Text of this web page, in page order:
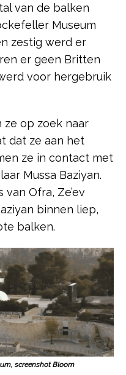
van de balken
Museum
zestig werd er
er geen Britten
voor hergebruik
ze op zoek naar
dat ze aan het
ze in contact met
Mussa Baziyan.
Ofra, Ze’ev
binnen liep,
balken.
screenshot Bloom